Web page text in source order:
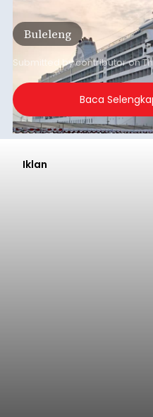
dari arus kapal yang
Tonnage (GT), atau
dibandingkan periode yang
yang tercatat sebesar 1,32
Buleleng
Submitted bycontributoron
Baca
Iklan